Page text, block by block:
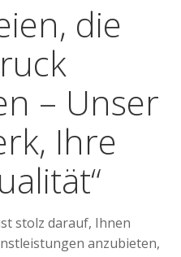
die
– Unser
Ihre
stolz darauf, Ihnen
anzubieten,